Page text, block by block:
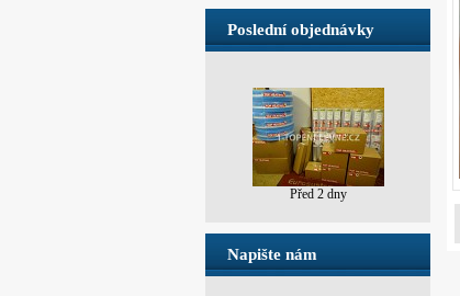
Poslední objednávky
Před 2 dny
Napište nám